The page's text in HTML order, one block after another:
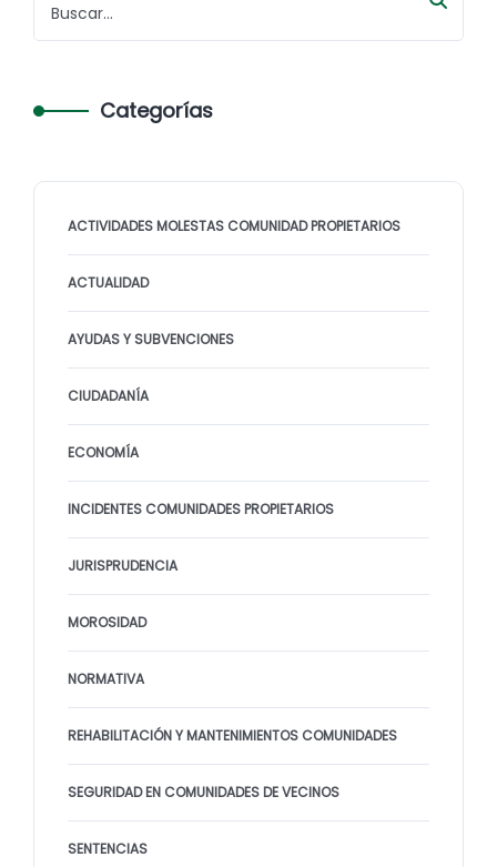
Categorías
ACTIVIDADES MOLESTAS COMUNIDAD PROPIETARIOS
ACTUALIDAD
AYUDAS Y SUBVENCIONES
CIUDADANÍA
ECONOMÍA
INCIDENTES COMUNIDADES PROPIETARIOS
JURISPRUDENCIA
MOROSIDAD
NORMATIVA
REHABILITACIÓN Y MANTENIMIENTOS COMUNIDADES
SEGURIDAD EN COMUNIDADES DE VECINOS
SENTENCIAS